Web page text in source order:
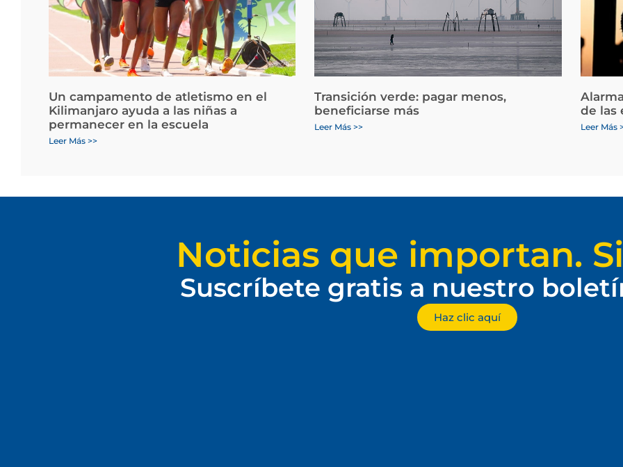
Un campamento de atletismo en el
Kilimanjaro ayuda a las niñas a
permanecer en la escuela
Leer Más >>
Transición verde: pagar menos,
beneficiarse más
Leer Más >>
de las
Leer Más
Noticias que importan.
Suscríbete gratis a nuestro
Haz clic aquí